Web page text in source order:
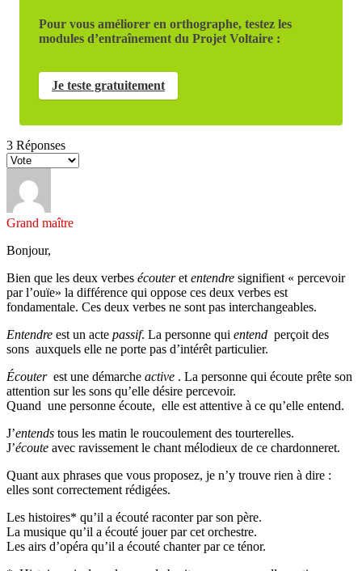
Pour vous améliorer en orthographe, testez les
modules d’entraînement du Projet Voltaire :
Je teste gratuitement
3 Réponses
Grand maître
Bonjour,
Bien que les deux verbes écouteret entendre signifient « percevoir
par l’ouïe» la différence qui oppose ces deux verbes est
fondamentale. Ces deux verbes ne sont pas interchangeables.
Entendre est un acte passif. La personne qui entend perçoit des
sons auxquels elle ne porte pas d’intérêt particulier.
Écouterest une démarche active . La personne qui écoute prête son
attention sur les sons qu’elle désire percevoir.
Quand une personne écoute, elle est attentive à ce qu’elle entend.
J’entends tous les matin le roucoulement des tourterelles.
J’écoute avec ravissement le chant mélodieux de ce chardonneret.
Quant aux phrases que vous proposez, je n’y trouve rien à dire :
elles sont correctement rédigées.
Les histoires* qu’il a écouté raconter par son père.
La musique qu’il a écouté jouer par cet orchestre.
Les airs d’opéra qu’il a écouté chanter par ce ténor.